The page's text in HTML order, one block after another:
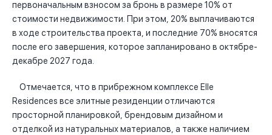
первоначальным взносом за бронь в размере 10% от
стоимости недвижимости. При этом, 20% выплачиваются
в ходе строительства проекта, и последние 70% вносятся
после его завершения, которое запланировано в октябре-
декабре 2027 года.
Отмечается, что в прибрежном комплексе Elle
Residences все элитные резиденции отличаются
просторной планировкой, брендовым дизайном и
отделкой из натуральных материалов, а также наличием